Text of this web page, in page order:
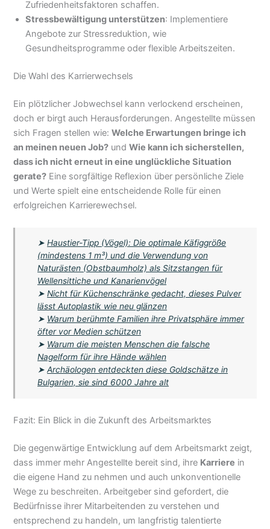
Zufriedenheitsfaktoren schaffen.
Stressbewältigung unterstützen: Implementiere
Angebote zur Stressreduktion, wie
Gesundheitsprogramme oder flexible Arbeitszeiten.
Die Wahl des Karrierwechsels
Ein plötzlicher Jobwechsel kann verlockend erscheinen,
doch er birgt auch Herausforderungen. Angestellte müssen
sich Fragen stellen wie:Welche Erwartungen bringe ich
an meinen neuen Job? undWie kann ich sicherstellen,
dass ich nicht erneut in eine unglückliche Situation
gerate? Eine sorgfältige Reflexion über persönliche Ziele
und Werte spielt eine entscheidende Rolle für einen
erfolgreichen Karrierewechsel.
➤Haustier-Tipp (Vögel): Die optimale Käfiggröße
(mindestens 1 m³) und die Verwendung von
Naturästen (Obstbaumholz) als Sitzstangen für
Wellensittiche und Kanarienvögel
➤Nicht für Küchenschränke gedacht, dieses Pulver
lässt Autoplastik wie neu glänzen
➤ Warum berühmte Familien ihre Privatsphäre immer
öfter vor Medien schützen
➤ Warum die meisten Menschen die falsche
Nagelform für ihre Hände wählen
➤Archäologen entdeckten diese Goldschätze in
Bulgarien, sie sind 6000 Jahre alt
Fazit: Ein Blick in die Zukunft des Arbeitsmarktes
Die gegenwärtige Entwicklung auf dem Arbeitsmarkt zeigt,
dass immer mehr Angestellte bereit sind, ihre Karriere in
die eigene Hand zu nehmen und auch unkonventionelle
Wege zu beschreiten. Arbeitgeber sind gefordert, die
Bedürfnisse ihrer Mitarbeitenden zu verstehen und
entsprechend zu handeln, um langfristig talentierte